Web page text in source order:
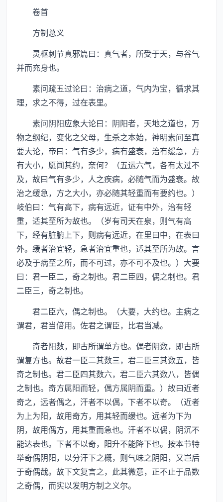
卷首
方制总义
灵枢刺节真邪篇曰：真气者，所受于天，与谷气
并而充身也。
素问疏五过论曰：治病之道，气内为宝，循求其
理，求之不得，过在表里。
素问阴阳应象大论曰：阴阳者，天地之道也，万
物之纲纪，变化之父母，生杀之本始，神明素问至真
要大论，帝曰：气有多少，病有盛衰，治有缓急，方
有大小，愿闻其约，奈何？（五运六气，各有太过不
及，故曰气有多少，人之疾病，必随气而为盛衰。故
治之缓急，方之大小，亦必随其轻重而有要约也。）
岐伯曰：气有高下，病有远近，证有中外，治有轻
重，适其至所为故也。（岁有司天在泉，则气有高
下，经有脏腑上下，则病有远近，在里曰中，在表曰
外。缓者治宜轻，急者治宜重也，适其至所为故。言
必及于病至之所，而不可过，亦不可不及也。）大要
曰：君一臣二，奇之制也。君二臣四，偶之制也。君
二臣三，奇之制也。
君二臣六，偶之制也。（大要，大约也。主病之
谓君，君当倍用。佐君之谓臣，比君当减。
奇者阳数，即古所谓单方也。偶者阴数，即古所
谓复方也。故君一臣二其数三，君二臣三其数五，皆
奇之制也。君二臣四其数六，君二臣六其数八，皆偶
之制也。奇方属阳而轻，偶方属阴而重。）故曰近者
奇之，远者偶之，汗者不以偶，下者不以奇。（近者
为上为阳，故用奇方，用其轻而缓也。远者为下为
阴，故用偶方，用其重而急也。汗者不以偶，阴沉不
能达表也。下者不以奇，阳升不能降下也。按本节特
举奇偶阴阳，以分汗下之概，则气味之阴阳，又岂后
于奇偶哉。故下文复言之，此其微意，正不止于品数
之奇偶，而实以发明方制之义尔。